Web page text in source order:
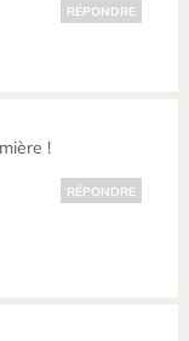
RÉPONDRE
!
RÉPONDRE